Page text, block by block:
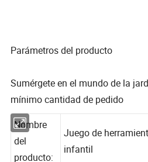
Parámetros del producto
Sumérgete en el mundo de la
mínimo cantidad de pedido
Nombre
del
Juego de